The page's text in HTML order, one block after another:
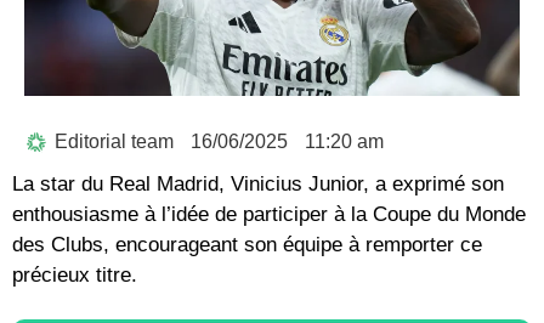
Editorial team 16/06/2025 11:20 am
La star du Real Madrid, Vinicius Junior, a exprimé son
enthousiasme à l’idée de participer à la Coupe du Monde
des Clubs, encourageant son équipe à remporter ce
précieux titre.